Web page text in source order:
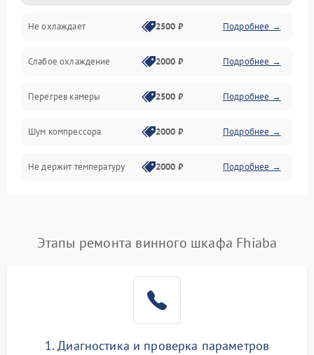
Не охлаждает 2500 ₽ Подробнее →
Слабое охлаждение 2000 ₽ Подробнее →
Перегрев камеры 2500 ₽ Подробнее →
Шум компрессора 2000 ₽ Подробнее →
Не держит температуру 2000 ₽ Подробнее →
Этапы ремонта винного шкафа Fhiaba
1. Диагностика и проверка параметров